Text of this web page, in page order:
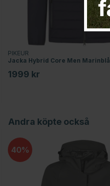
PIKEUR
Jacka Hybrid Core Men Marinblå
1999 kr
Andra köpte också
40